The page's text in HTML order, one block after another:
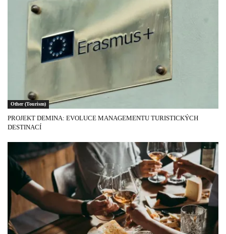
Other (Tourism)
PROJEKT DEMINA: EVOLUCE MANAGEMENTU TURISTICKÝCH
DESTINACÍ